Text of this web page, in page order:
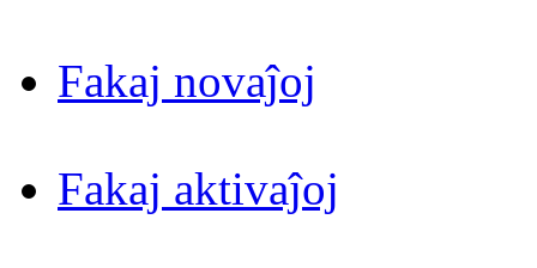
Fakaj novaĵoj
Fakaj aktivaĵoj